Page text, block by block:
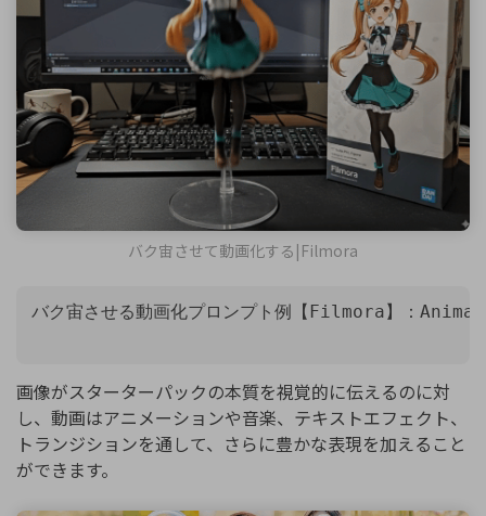
バク宙させて動画化する|Filmora
画像がスターターパックの本質を視覚的に伝えるのに対
し、動画はアニメーションや音楽、テキストエフェクト、
トランジションを通して、さらに豊かな表現を加えること
ができます。